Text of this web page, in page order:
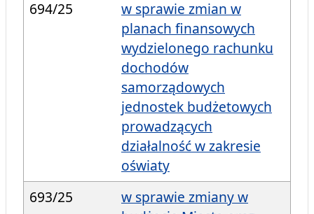
694/25
w sprawie zmian w
planach finansowych
wydzielonego rachunku
dochodów
samorządowych
jednostek budżetowych
prowadzących
działalność w zakresie
oświaty
693/25
w sprawie zmiany w